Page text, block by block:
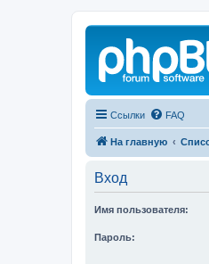
Ссылки FAQ
На главную
Вход
Имя пользователя:
Пароль: